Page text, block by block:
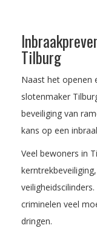
Tilburg
Naast het openen
slotenmaker
beveiliging van
kans op een
Veel bewoners in
criminelen veel
dringen.